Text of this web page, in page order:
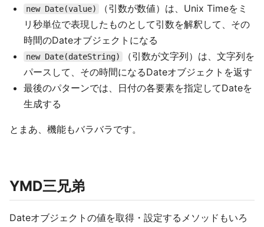
new Date(value)
（引数が数値）は、Unix Timeをミ
リ秒単位で表現したものとして引数を解釈して、その
時間のDateオブジェクトになる
new Date(dateString)
（引数が文字列）は、文字列を
パースして、その時間になるDateオブジェクトを返す
最後のパターンでは、日付の各要素を指定してDateを
生成する
とまあ、機能もバラバラです。
YMD三兄弟
Dateオブジェクトの値を取得・設定するメソッドもいろ